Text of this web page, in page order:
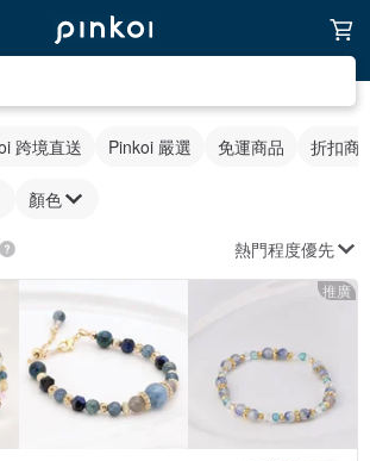
跨境直送 Pinkoi 嚴選 免運商品 折扣商
顏色
熱門程度優先
推廣